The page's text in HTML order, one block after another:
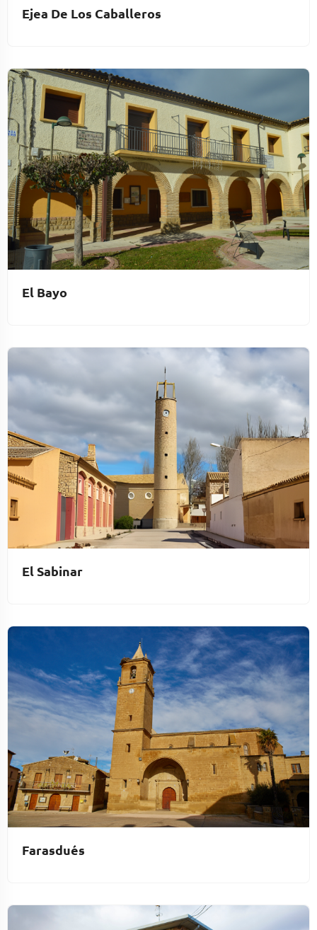
Ejea De Los Caballeros
El Bayo
El Sabinar
Farasdués